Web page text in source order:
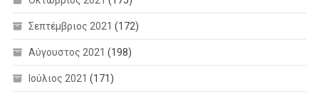
Σεπτέμβριος 2021 (172)
Αύγουστος 2021 (198)
Ιούλιος 2021 (171)